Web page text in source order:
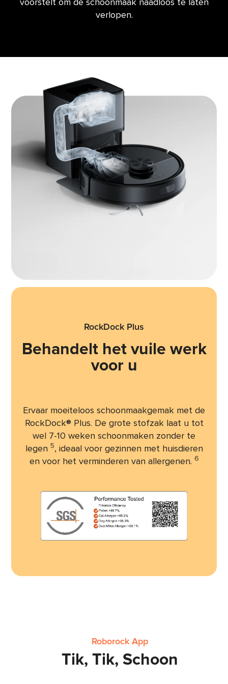
verlopen.
RockDock Plus
Behandelt het vuile werk
voor u
Ervaar moeiteloos schoonmaakgemak met de
RockDock® Plus. De grote stofzak laat u tot
wel 7-10 weken schoonmaken zonder te
legen 5, ideaal voor gezinnen met huisdieren
en voor het verminderen van allergenen. 6
Roborock App
Tik, Tik, Schoon